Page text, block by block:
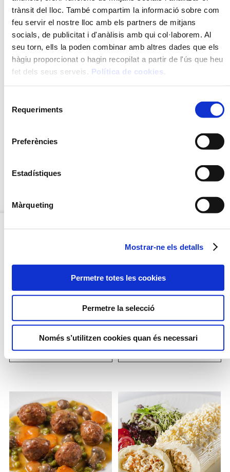
trànsit del lloc. També compartim la informació sobre com
feu servir el nostre lloc amb els partners de mitjans
socials, de publicitat i d'anàlisis amb qui col·laborem. Al
seu torn, ells la poden combinar amb altres dades que els
hàgiu proporcionat o hagin recopilat a partir de l'ús que heu
fet dels seus serveis. Política de cookies
Requeriments
Preferències
Estadístiques
Màrqueting
Mostrar-ne els detalls
Permetre totes les cookies
Permetre la selecció
Només s’utilitzen cookies quan és necessari
Llest per al consum
AL·LÈRGENS
Peix i productes a base de peix
INGREDIENTS
PAELLA D'ARRÒS NEGRE
NOU
GASPATXO